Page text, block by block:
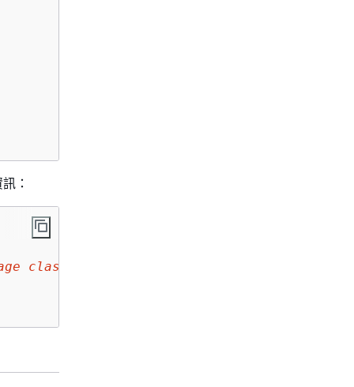
：
class for the object